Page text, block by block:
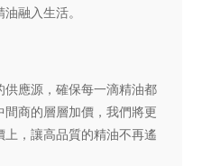
融入生活。
應源，確保每一滴精油都
商的層層加價，我們將更
，讓高品質的精油不再遙